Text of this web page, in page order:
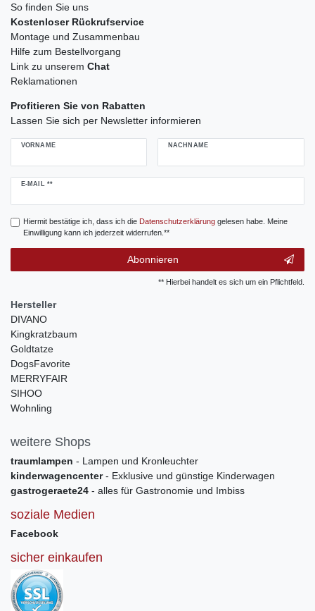
So finden Sie uns
Kostenloser Rückrufservice
Montage und Zusammenbau
Hilfe zum Bestellvorgang
Link zu unserem Chat
Reklamationen
Profitieren Sie von Rabatten
Lassen Sie sich per Newsletter informieren
VORNAME NACHNAME
E-MAIL **
Newsletter
Hiermit bestätige ich, dass ich die Daten­schutz­erklärunggelesen habe. Meine
Einwilligung kann ich jederzeit widerrufen.**
Abonnieren
** Hierbei handelt es sich um ein Pflichtfeld.
Hersteller
DIVANO
Kingkratzbaum
Goldtatze
DogsFavorite
MERRYFAIR
SIHOO
Wohnling
weitere Shops
traumlampen - Lampen und Kronleuchter
kinderwagencenter- Exklusive und günstige Kinderwagen
gastrogeraete24 - alles für Gastronomie und Imbiss
soziale Medien
Facebook
sicher einkaufen